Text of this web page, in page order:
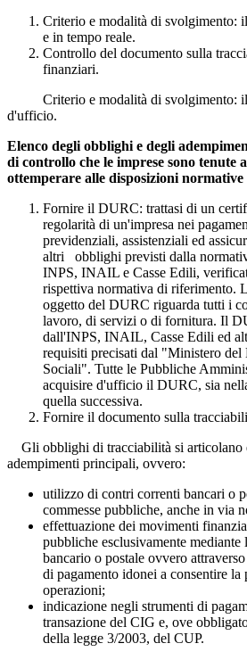
Criterio e modalità di svolgimento:
e in tempo reale.
Controllo del documento sulla
finanziari.
Criterio e modalità di svolgimento: il
d'ufficio.
Elenco degli obblighi e degli
di controllo che le imprese sono tenute
ottemperare alle disposizioni normative
Fornire il DURC: trattasi di un
regolarità di un'impresa nei
previdenziali, assistenziali ed
altri obblighi previsti dalla
INPS, INAIL e Casse Edili,
rispettiva normativa di riferimento.
oggetto del DURC riguarda tutti i
lavoro, di servizi o di fornitura. Il
dall'INPS, INAIL, Casse Edili ed
requisiti precisati dal "Ministero
Sociali". Tutte le Pubbliche
acquisire d'ufficio il DURC, sia
quella successiva.
Fornire il documento sulla
Gli obblighi di tracciabilità si articolano
adempimenti principali, ovvero:
utilizzo di contri correnti bancari o
commesse pubbliche, anche in via
effettuazione dei movimenti
pubbliche esclusivamente
bancario o postale ovvero
di pagamento idonei a consentire
operazioni;
indicazione negli strumenti di
transazione del CIG e, ove
della legge 3/2003, del CUP.